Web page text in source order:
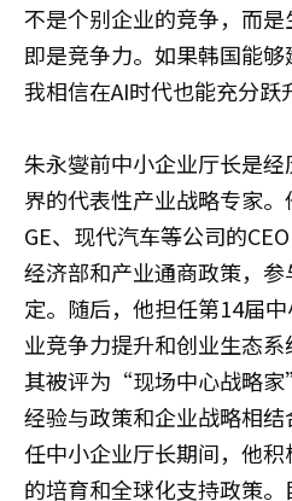
不是个别企业的竞争，而
即是竞争力。如果韩国能够
我相信在AI时代也能充分跃
朱永燮前中小企业厅长是
界的代表性产业战略专家。
GE、现代汽车等公司的
经济部和产业通商政策，
定。随后，他担任第14届
业竞争力提升和创业生态
其被评为“现场中心战略
经验与政策和企业战略相
任中小企业厅长期间，他
的培育和全球化支持政策